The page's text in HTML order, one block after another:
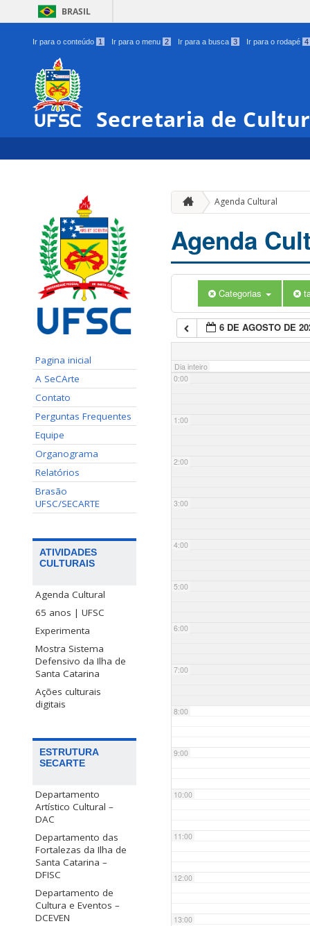
BRASIL
Ir para o conteúdo 1 Ir para o menu 2 Ir para a busca 3 Ir para o rodapé 4
Secretaria de
Pagina inicial
A SeCArte
Contato
Perguntas Frequentes
Equipe
Organograma
Relatórios
Brasão
UFSC/SECARTE
ATIVIDADES
CULTURAIS
Agenda Cultural
65 anos | UFSC
Experimenta
Mostra Sistema
Defensivo da Ilha de
Santa Catarina
Ações culturais
digitais
ESTRUTURA
SECARTE
Departamento
Artístico Cultural –
DAC
Departamento das
Fortalezas da Ilha de
Santa Catarina –
DFISC
Departamento de
Cultura e Eventos –
DCEVEN
Agenda Cultural
Agenda
Categorias
6 DE AGOSTO DE
Dia inteiro
0:00
1:00
2:00
3:00
4:00
5:00
6:00
7:00
8:00
9:00
10:00
11:00
12:00
13:00